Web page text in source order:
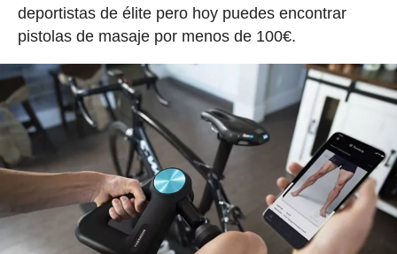
deportistas de élite pero hoy puedes encontrar
pistolas de masaje por menos de 100€.